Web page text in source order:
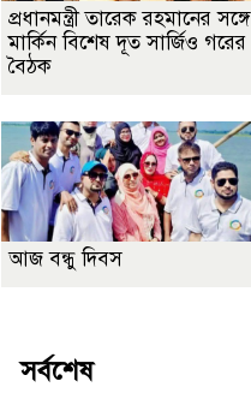
প্রধানমন্ত্রী তারেক রহমানের সঙ্গে
মার্কিন বিশেষ দূত সার্জিও গরের
বৈঠক
আজ বন্ধু দিবস
সর্বশেষ